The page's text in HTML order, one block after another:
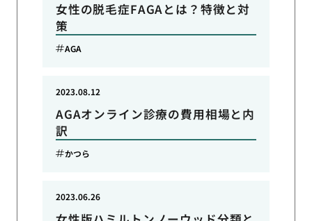
女性の脱毛症FAGAとは？特徴と対
策
AGA
AGAオンライン診療の費用相場と内
訳
2023.08.12
かつら
2023.06.26